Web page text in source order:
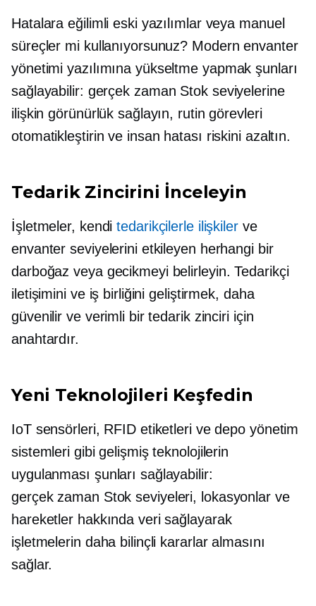
Hatalara eğilimli eski yazılımlar veya manuel
süreçler mi kullanıyorsunuz? Modern envanter
yönetimi yazılımına yükseltme yapmak şunları
sağlayabilir: gerçek zaman Stok seviyelerine
ilişkin görünürlük sağlayın, rutin görevleri
otomatikleştirin ve insan hatası riskini azaltın.
Tedarik Zincirini İnceleyin
İşletmeler, kenditedarikçilerle ilişkilerve
envanter seviyelerini etkileyen herhangi bir
darboğaz veya gecikmeyi belirleyin. Tedarikçi
iletişimini ve iş birliğini geliştirmek, daha
güvenilir ve verimli bir tedarik zinciri için
anahtardır.
Yeni Teknolojileri Keşfedin
IoT sensörleri, RFID etiketleri ve depo yönetim
sistemleri gibi gelişmiş teknolojilerin
uygulanması şunları sağlayabilir:
gerçek zaman Stok seviyeleri, lokasyonlar ve
hareketler hakkında veri sağlayarak
işletmelerin daha bilinçli kararlar almasını
sağlar.